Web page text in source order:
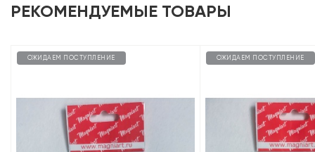
РЕКОМЕНДУЕМЫЕ ТОВАРЫ
ОЖИДАЕМ ПОСТУПЛЕНИЕ ОЖИДАЕМ ПОСТУПЛЕНИЕ